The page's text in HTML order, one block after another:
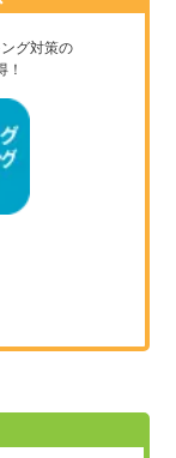
グ対策の
！